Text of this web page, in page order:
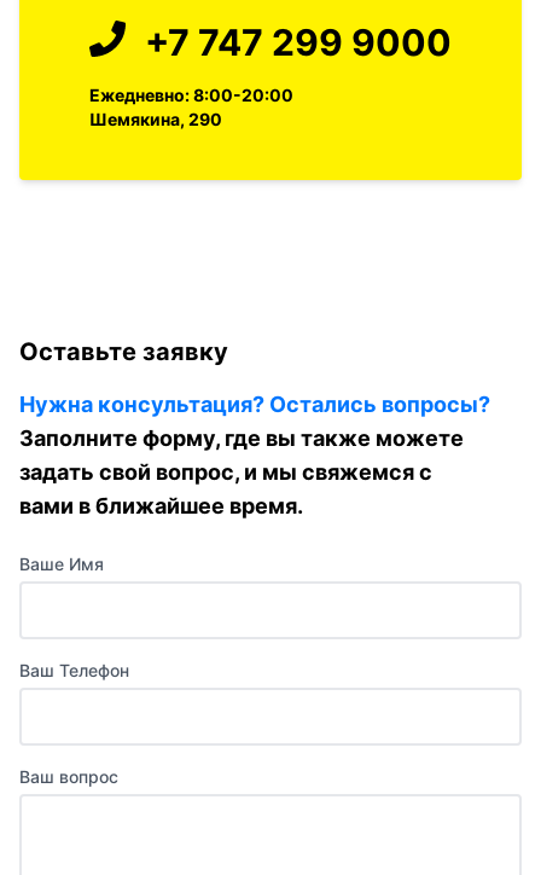
+7 747 299 9000
Ежедневно: 8:00-20:00
Шемякина, 290
Оставьте заявку
Нужна консультация? Остались вопросы?
Заполните форму, где вы также можете
задать свой вопрос, и мы свяжемся с
вами в ближайшее время.
Ваше Имя
Ваш Телефон
Ваш вопрос